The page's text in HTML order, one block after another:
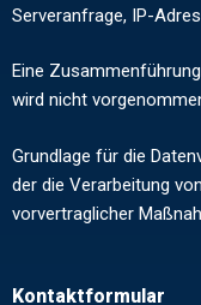
Serveranfrage, IP-
Eine
wird nicht
Grundlage für die
der die Verarbeitung
vorvertraglicher
Kontaktformular